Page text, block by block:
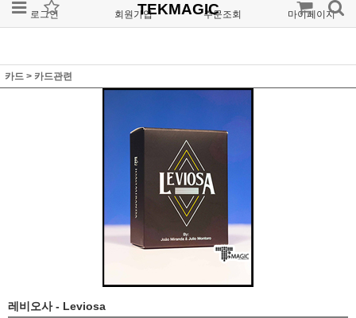
로그인 회원가입 주문조회 마이페이지
TEKMAGIC
카드 > 카드관련
레비오사 - Leviosa